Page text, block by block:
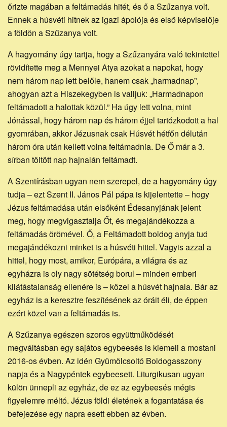
őrizte magában a feltámadás hitét, és ő a Szűzanya volt.
Ennek a húsvéti hitnek az igazi ápolója és első képviselője
a földön a Szűzanya volt.
A hagyomány úgy tartja, hogy a Szűzanyára való tekintettel
rövidítette meg a Mennyei Atya azokat a napokat, hogy
nem három nap lett belőle, hanem csak „harmadnap”,
ahogyan azt a Hiszekegyben is valljuk: „Harmadnapon
feltámadott a halottak közül.” Ha úgy lett volna, mint
Jónással, hogy három nap és három éjjel tartózkodott a hal
gyomrában, akkor Jézusnak csak Húsvét hétfőn délután
három óra után kellett volna feltámadnia. De Ő már a 3.
sírban töltött nap hajnalán feltámadt.
A Szentírásban ugyan nem szerepel, de a hagyomány úgy
tudja – ezt Szent II. János Pál pápa is kijelentette – hogy
Jézus feltámadása után elsőként Édesanyjának jelent
meg, hogy megvigasztalja Őt, és megajándékozza a
feltámadás örömével. Ő, a Feltámadott boldog anyja tud
megajándékozni minket is a húsvéti hittel. Vagyis azzal a
hittel, hogy most, amikor, Európára, a világra és az
egyházra is oly nagy sötétség borul – minden emberi
kilátástalanság ellenére is – közel a húsvét hajnala. Bár az
egyház is a keresztre feszítésének az óráit éli, de éppen
ezért közel van a feltámadás is.
A Szűzanya egészen szoros együttműködését
megváltásban egy sajátos egybeesés is kiemeli a mostani
2016-os évben. Az idén Gyümölcsoltó Boldogasszony
napja és a Nagypéntek egybeesett. Liturgikusan ugyan
külön ünnepli az egyház, de ez az egybeesés mégis
figyelemre méltó. Jézus földi életének a fogantatása és
befejezése egy napra esett ebben az évben.